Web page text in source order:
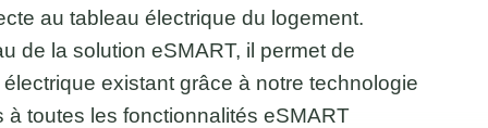
au tableau électrique du logement.
de la solution eSMART, il permet de
existant grâce à notre technologie
toutes les fonctionnalités eSMART